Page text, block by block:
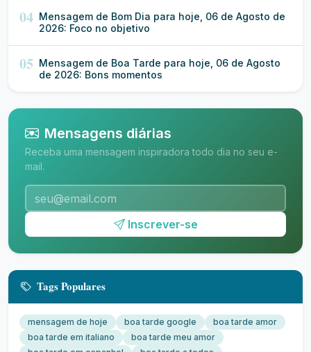
04 Mensagem de Bom Dia para hoje, 06 de Agosto de
2026: Foco no objetivo
05 Mensagem de Boa Tarde para hoje, 06 de Agosto
de 2026: Bons momentos
Mensagens diárias
Receba uma mensagem inspiradora todo dia no seu e-
mail.
Inscrever-se
Tags Populares
mensagem de hoje boa tarde google
boa tarde amor
boa tarde em italiano
boa tarde meu amor